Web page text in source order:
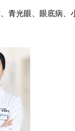
青光眼、眼底病、